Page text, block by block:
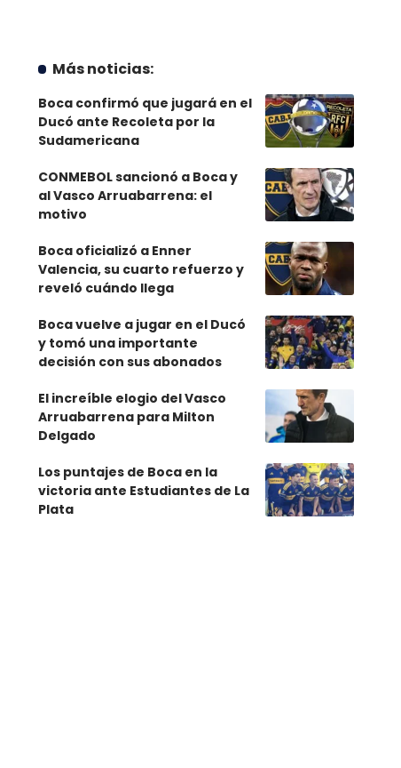
Más noticias:
Boca confirmó que jugará en el
Ducó ante Recoleta por la
Sudamericana
CONMEBOL sancionó a Boca y
al Vasco Arruabarrena: el
motivo
Boca oficializó a Enner
Valencia, su cuarto refuerzo y
reveló cuándo llega
Boca vuelve a jugar en el Ducó
y tomó una importante
decisión con sus abonados
El increíble elogio del Vasco
Arruabarrena para Milton
Delgado
Los puntajes de Boca en la
victoria ante Estudiantes de La
Plata